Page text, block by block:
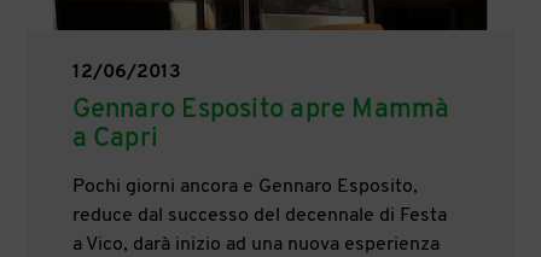
12/06/2013
Gennaro Esposito apre Mammà
a Capri
Pochi giorni ancora e Gennaro Esposito,
reduce dal successo del decennale di Festa
a Vico, darà inizio ad una nuova esperienza